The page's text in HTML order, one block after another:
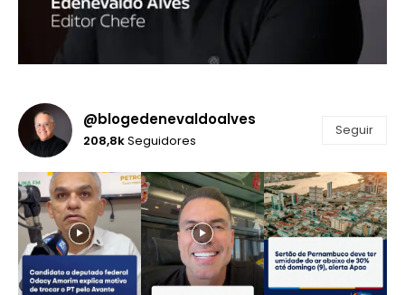
@blogedenevaldoalves
208,8kSeguidores
Seguir